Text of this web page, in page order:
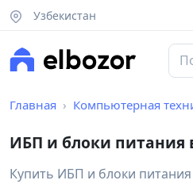
Узбекистан
Главная Компьютерная
ИБП и блоки питания
Купить ИБП и блоки питания